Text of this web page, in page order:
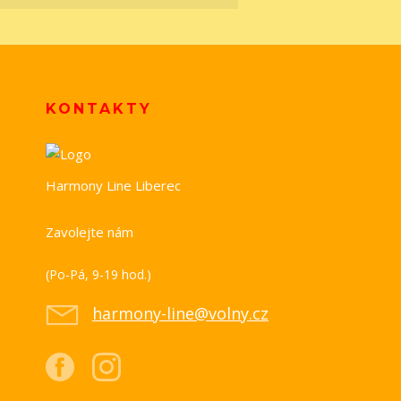
KONTAKTY
Harmony Line Liberec
Zavolejte nám
(Po-Pá, 9-19 hod.)
harmony-line@volny.cz